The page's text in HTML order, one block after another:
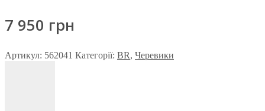
7 950 грн
Артикул: 562041 Категорії: BR, Черевики